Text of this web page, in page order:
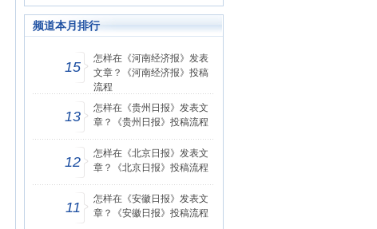
频道本月排行
15
怎样在《河南经济报》发表
文章？《河南经济报》投稿
流程
13
怎样在《贵州日报》发表文
章？《贵州日报》投稿流程
12
怎样在《北京日报》发表文
章？《北京日报》投稿流程
11
怎样在《安徽日报》发表文
章？《安徽日报》投稿流程